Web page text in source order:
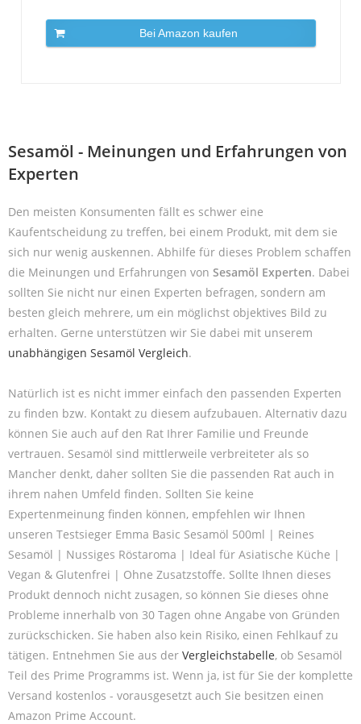
Bei Amazon kaufen
Sesamöl - Meinungen und Erfahrungen von
Experten
Den meisten Konsumenten fällt es schwer eine
Kaufentscheidung zu treffen, bei einem Produkt, mit dem sie
sich nur wenig auskennen. Abhilfe für dieses Problem schaffen
die Meinungen und Erfahrungen von Sesamöl Experten. Dabei
sollten Sie nicht nur einen Experten befragen, sondern am
besten gleich mehrere, um ein möglichst objektives Bild zu
erhalten. Gerne unterstützen wir Sie dabei mit unserem
unabhängigen Sesamöl Vergleich.
Natürlich ist es nicht immer einfach den passenden Experten
zu finden bzw. Kontakt zu diesem aufzubauen. Alternativ dazu
können Sie auch auf den Rat Ihrer Familie und Freunde
vertrauen. Sesamöl sind mittlerweile verbreiteter als so
Mancher denkt, daher sollten Sie die passenden Rat auch in
ihrem nahen Umfeld finden. Sollten Sie keine
Expertenmeinung finden können, empfehlen wir Ihnen
unseren Testsieger Emma Basic Sesamöl 500ml | Reines
Sesamöl | Nussiges Röstaroma | Ideal für Asiatische Küche |
Vegan & Glutenfrei | Ohne Zusatzstoffe. Sollte Ihnen dieses
Produkt dennoch nicht zusagen, so können Sie dieses ohne
Probleme innerhalb von 30 Tagen ohne Angabe von Gründen
zurückschicken. Sie haben also kein Risiko, einen Fehlkauf zu
tätigen. Entnehmen Sie aus der Vergleichstabelle, ob Sesamöl
Teil des Prime Programms ist. Wenn ja, ist für Sie der komplette
Versand kostenlos - vorausgesetzt auch Sie besitzen einen
Amazon Prime Account.